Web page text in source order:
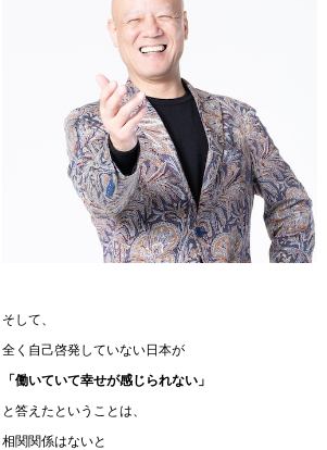
そして、
全く自己啓発していない日本が
「働いていて幸せが感じられない」
と答えたということは、
相関関係はないと